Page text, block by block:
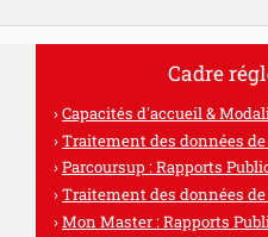
Cadre
Capacités d'accueil &
Traitement des données
Parcoursup : Rapports
Traitement des données
Mon Master : Rapports